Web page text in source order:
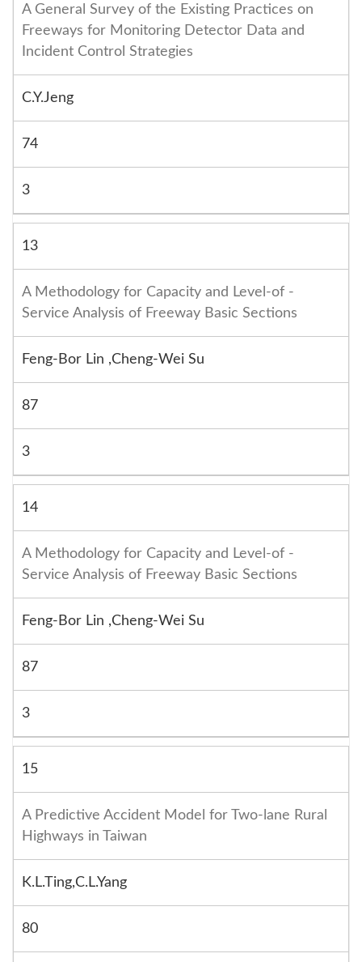
A General Survey of the Existing Practices on
Freeways for Monitoring Detector Data and
Incident Control Strategies
C.Y.Jeng
74
3
13
A Methodology for Capacity and Level-of -
Service Analysis of Freeway Basic Sections
Feng-Bor Lin ,Cheng-Wei Su
87
3
14
A Methodology for Capacity and Level-of -
Service Analysis of Freeway Basic Sections
Feng-Bor Lin ,Cheng-Wei Su
87
3
15
A Predictive Accident Model for Two-lane Rural
Highways in Taiwan
K.L.Ting,C.L.Yang
80